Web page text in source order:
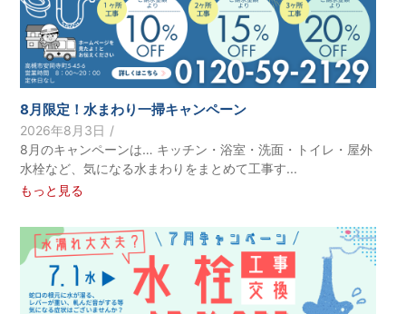
8月限定！水まわり一掃キャンペーン
2026年8月3日 /
8月のキャンペーンは… キッチン・浴室・洗面・トイレ・屋外
水栓など、気になる水まわりをまとめて工事す...
もっと見る